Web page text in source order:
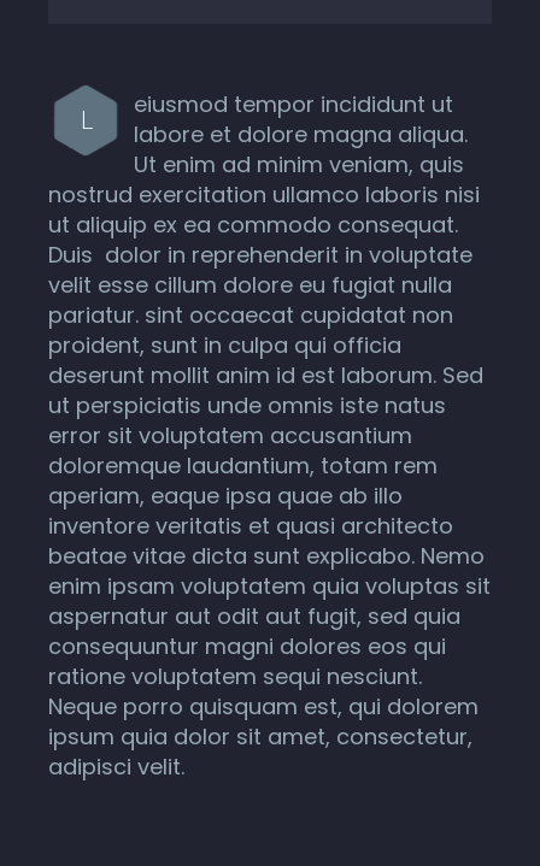
L
eiusmod tempor incididunt ut
labore et dolore magna aliqua.
Ut enim ad minim veniam, quis
nostrud exercitation ullamco laboris nisi
ut aliquip ex ea commodo consequat.
Duis dolor in reprehenderit in voluptate
velit esse cillum dolore eu fugiat nulla
pariatur. sint occaecat cupidatat non
proident, sunt in culpa qui officia
deserunt mollit anim id est laborum. Sed
ut perspiciatis unde omnis iste natus
error sit voluptatem accusantium
doloremque laudantium, totam rem
aperiam, eaque ipsa quae ab illo
inventore veritatis et quasi architecto
beatae vitae dicta sunt explicabo. Nemo
enim ipsam voluptatem quia voluptas sit
aspernatur aut odit aut fugit, sed quia
consequuntur magni dolores eos qui
ratione voluptatem sequi nesciunt.
Neque porro quisquam est, qui dolorem
ipsum quia dolor sit amet, consectetur,
adipisci velit.